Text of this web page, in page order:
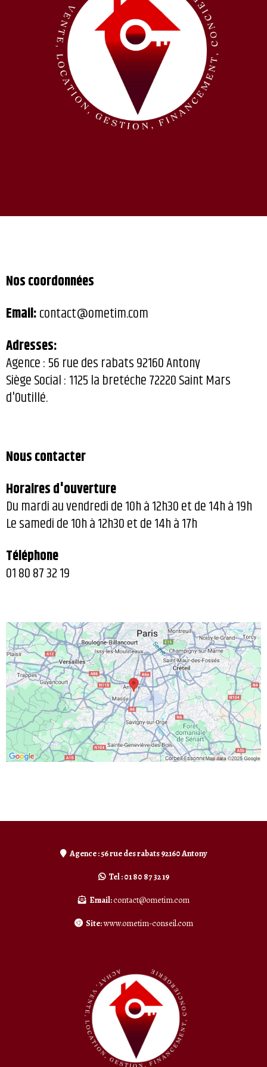
Nos coordonnées
Email:contact@ometim.com
Adresses:
Agence : 56 rue des rabats 92160 Antony
Siège Social : 1125 la bretéche 72220 Saint Mars
d'Outillé.
Nous contacter
Horaires d'ouverture
Du mardi au vendredi de 10h à 12h30 et de 14h à 19h
Le samedi de 10h à 12h30 et de 14h à 17h
Téléphone
01 80 87 32 19
Agence : 56 rue des rabats 92160 Antony
Tel : 01 80 87 32 19
Email:contact@ometim.com
Site:www.ometim-conseil.com